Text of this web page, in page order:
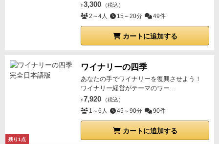
¥ 3,300 （税込）
2～4人 15～20分 49件
カートに追加する
残り1点
ワイナリーの四季
あなたの手でワイナリーを復興させよう！
ワイナリー経営がテーマのワー...
¥ 7,920 （税込）
1～6人 45～90分 90件
カートに追加する